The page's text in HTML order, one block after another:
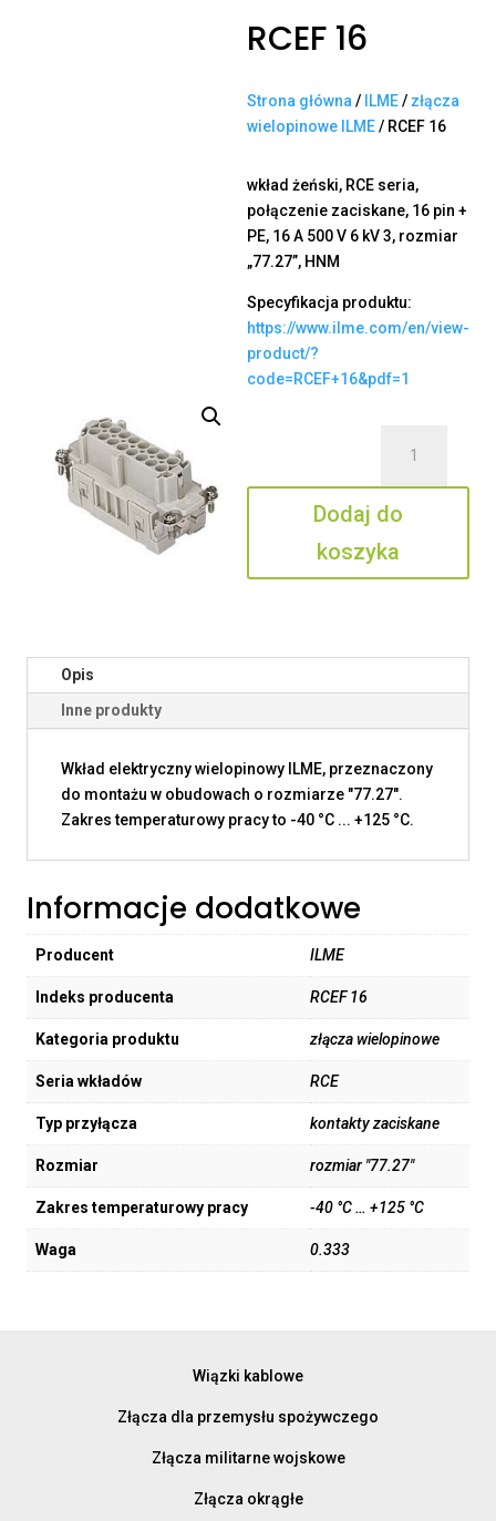
RCEF 16
Strona główna / ILME/ złącza
wielopinowe ILME/ RCEF 16
wkład żeński, RCE seria,
połączenie zaciskane, 16 pin +
PE, 16 A 500 V 6 kV 3, rozmiar
„77.27”, HNM
Specyfikacja produktu:
https://www.ilme.com/en/view-
product/?
code=RCEF+16&pdf=1
RCEF
16
Dodaj do
koszyka
Opis
Inne produkty
Wkład elektryczny wielopinowy ILME, przeznaczony
do montażu w obudowach o rozmiarze "77.27".
Zakres temperaturowy pracy to -40 °C ... +125 °C.
Informacje dodatkowe
Producent ILME
Indeks producenta RCEF 16
Kategoria produktu złącza wielopinowe
Seria wkładów RCE
Typ przyłącza kontakty zaciskane
Rozmiar rozmiar "77.27"
Zakres temperaturowy pracy -40 °C … +125 °C
Waga 0.333
Wiązki kablowe
Złącza dla przemysłu spożywczego
Złącza militarne wojskowe
Złącza okrągłe